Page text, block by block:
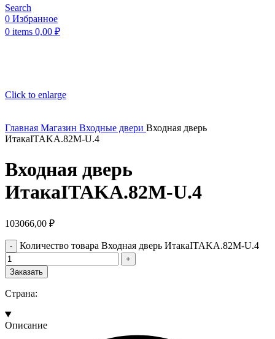
Search
0 Избранное
0 items 0,00 ₽
Click to enlarge
Главная Магазин Входные двери Входная дверь
ИтакаITAKA.82M-U.4
Входная дверь
ИтакаITAKA.82M-U.4
103066,00 ₽
Количество товара Входная дверь ИтакаITAKA.82M-U.4
Заказать
Страна:
Описание